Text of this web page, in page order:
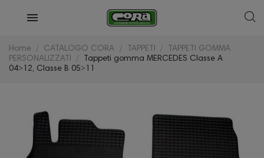
Home CATALOGO CORA TAPPETI
TAPPETI GOMMA
PERSONALIZZATI
Tappeti gomma MERCEDES Classe A
04˃12, Classe B 05˃11